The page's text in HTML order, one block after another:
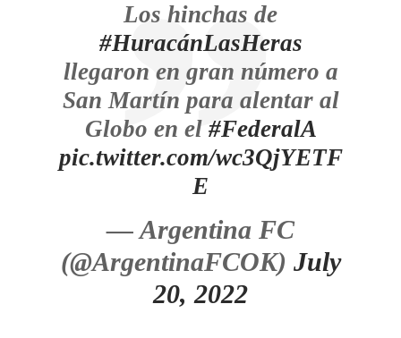
Los hinchas de
#HuracánLasHeras
llegaron en gran número a
San Martín para alentar al
Globo en el #FederalA
pic.twitter.com/wc3QjYETF
E
— Argentina FC
(@ArgentinaFCOK) July
20, 2022